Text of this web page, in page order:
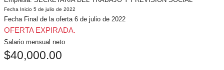
Fecha Inicio 5 de julio de 2022
Fecha Final de la oferta 6 de julio de 2022
OFERTA EXPIRADA.
Salario mensual neto
$40,000.00